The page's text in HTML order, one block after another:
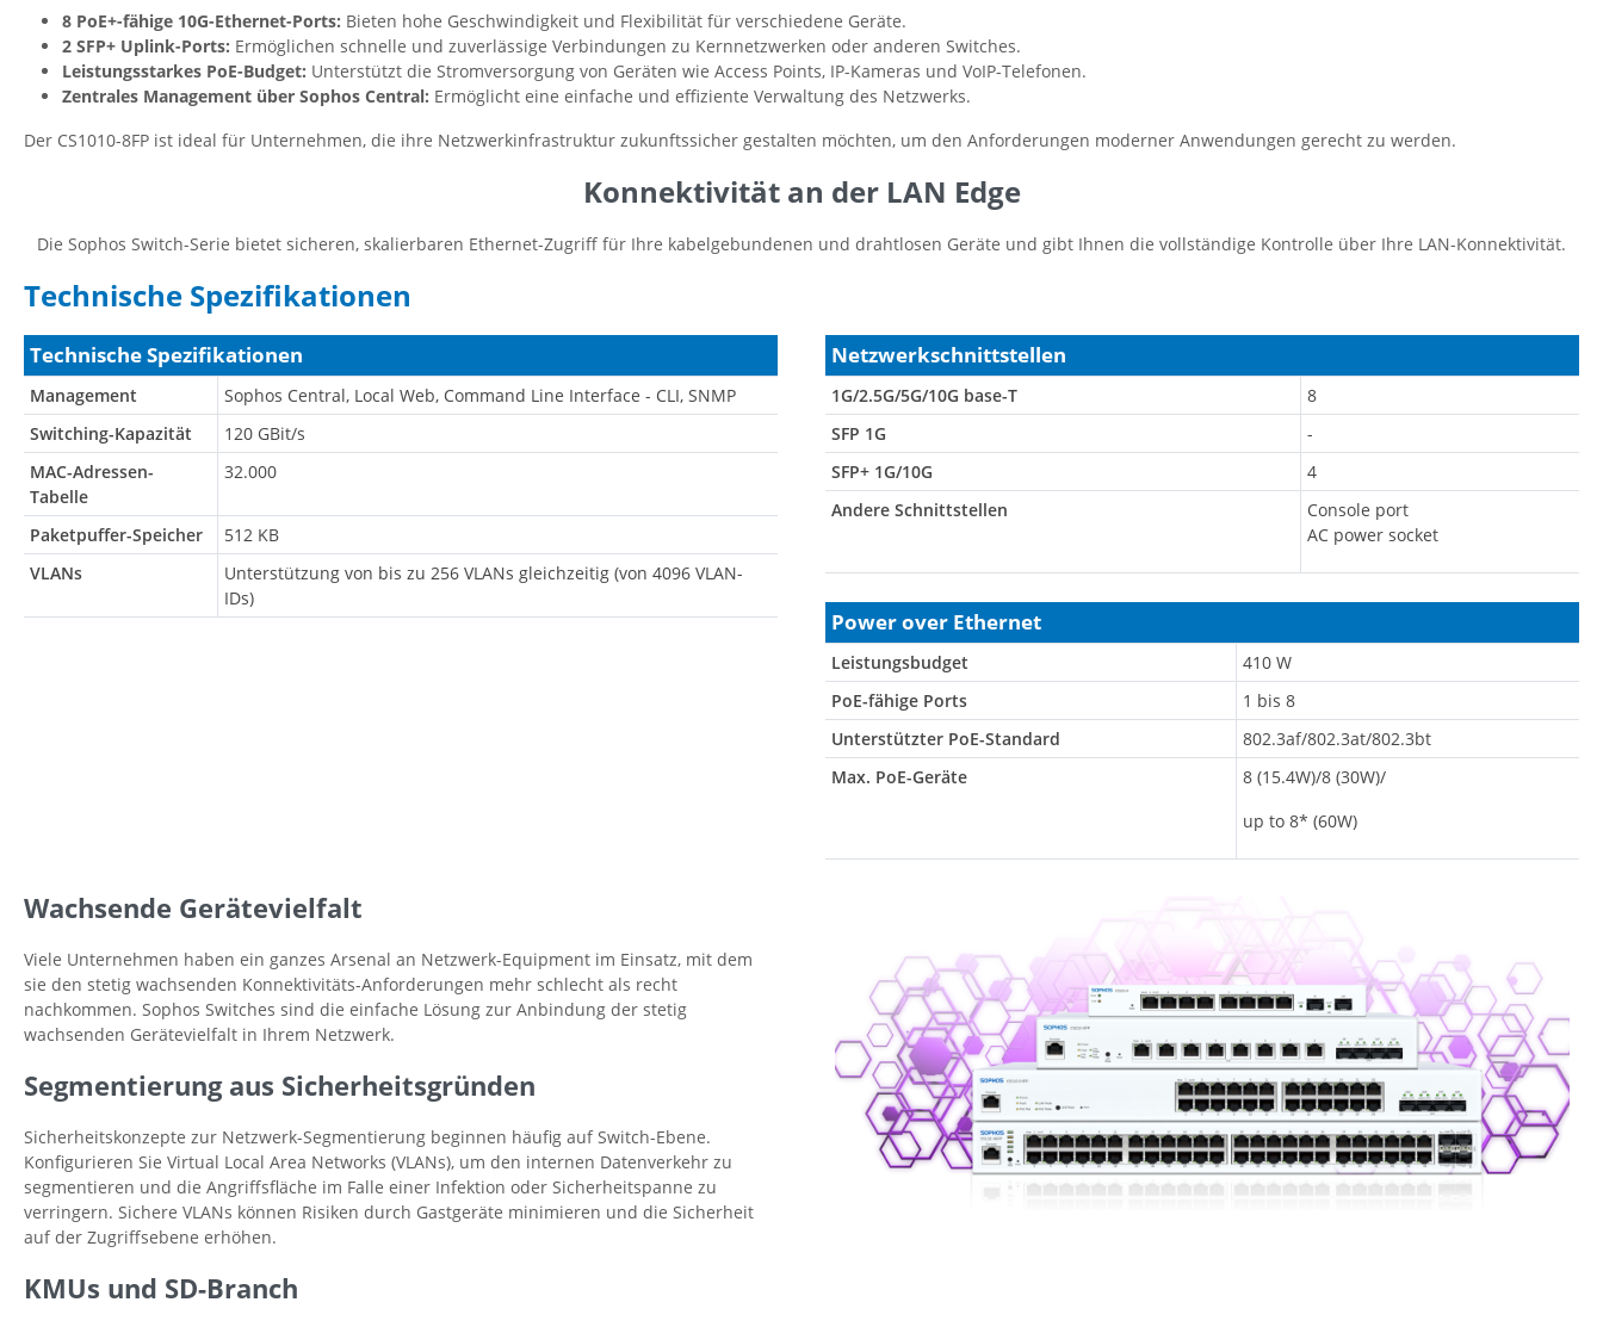
8 PoE+-fähige 10G-Ethernet-Ports: Bieten hohe Geschwindigkeit und Flexibilität für verschiedene Geräte.
2 SFP+ Uplink-Ports: Ermöglichen schnelle und zuverlässige Verbindungen zu Kernnetzwerken oder anderen Switches.
Leistungsstarkes PoE-Budget: Unterstützt die Stromversorgung von Geräten wie Access Points, IP-Kameras und VoIP-Telefonen.
Zentrales Management über Sophos Central: Ermöglicht eine einfache und effiziente Verwaltung des Netzwerks.
Der CS1010-8FP ist ideal für Unternehmen, die ihre Netzwerkinfrastruktur zukunftssicher gestalten möchten, um den Anforderungen moderner Anwendungen gerecht zu werden.
Konnektivität an der LAN Edge
Die Sophos Switch-Serie bietet sicheren, skalierbaren Ethernet-Zugriff für Ihre kabelgebundenen und drahtlosen Geräte und gibt Ihnen die vollständige Kontrolle über Ihre LAN-Konnektivität.
Technische Spezifikationen
Technische Spezifikationen
Management
Sophos Central, Local Web, Command Line Interface - CLI, SNMP
Switching-Kapazität
120 GBit/s
MAC-Adressen-
Tabelle
32.000
Paketpuffer-Speicher
512 KB
VLANs
Unterstützung von bis zu 256 VLANs gleichzeitig (von 4096 VLAN-
IDs)
Netzwerkschnittstellen
1G/2.5G/5G/10G base-T
8
SFP 1G
-
SFP+ 1G/10G
4
Andere Schnittstellen
Console port
AC power socket
Power over Ethernet
Leistungsbudget
410 W
PoE-fähige Ports
1 bis 8
Unterstützter PoE-Standard
802.3af/802.3at/802.3bt
Max. PoE-Geräte
8 (15.4W)/8 (30W)/
up to 8* (60W)
Wachsende Gerätevielfalt
Viele Unternehmen haben ein ganzes Arsenal an Netzwerk-Equipment im Einsatz, mit dem
sie den stetig wachsenden Konnektivitäts-Anforderungen mehr schlecht als recht
nachkommen. Sophos Switches sind die einfache Lösung zur Anbindung der stetig
wachsenden Gerätevielfalt in Ihrem Netzwerk.
Segmentierung aus Sicherheitsgründen
Sicherheitskonzepte zur Netzwerk-Segmentierung beginnen häufig auf Switch-Ebene.
Konfigurieren Sie Virtual Local Area Networks (VLANs), um den internen Datenverkehr zu
segmentieren und die Angriffsfläche im Falle einer Infektion oder Sicherheitspanne zu
verringern. Sichere VLANs können Risiken durch Gastgeräte minimieren und die Sicherheit
auf der Zugriffsebene erhöhen.
KMUs und SD-Branch